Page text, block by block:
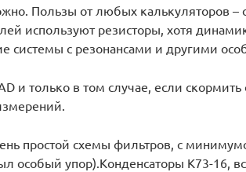
Пользы от любых калькуляторов –
используют резисторы, хотя
системы с резонансами и другими
и только в том случае, если скормить
простой схемы фильтров, с
особый упор).Конденсаторы К73-16,